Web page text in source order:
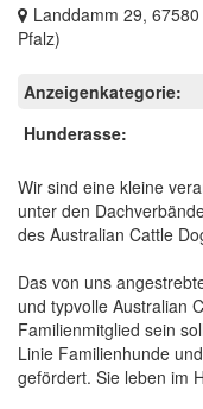
Landdamm 29,
Pfalz)
Anzeigenkategorie:
Hunderasse:
Wir sind eine kleine
unter den
des Australian Cattle
Das von uns
und typvolle Australian
Familienmitglied sein
Linie Familienhunde
gefördert. Sie leben im